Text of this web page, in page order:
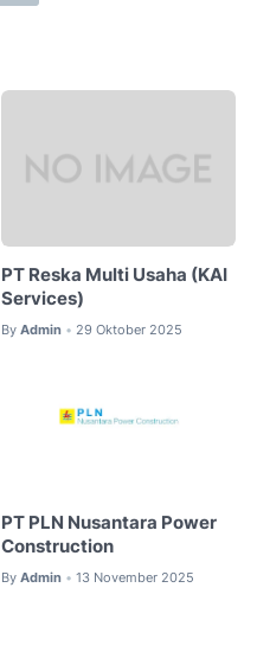
PT Reska Multi Usaha (KAI
Services)
By Admin • 29 Oktober 2025
PT PLN Nusantara Power
Construction
By Admin • 13 November 2025